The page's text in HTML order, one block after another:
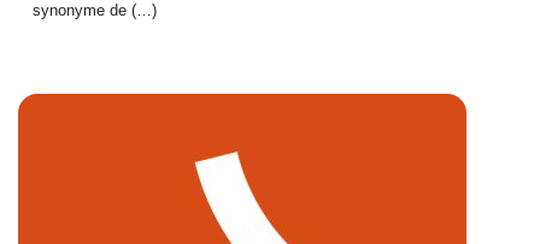
synonyme de (…)